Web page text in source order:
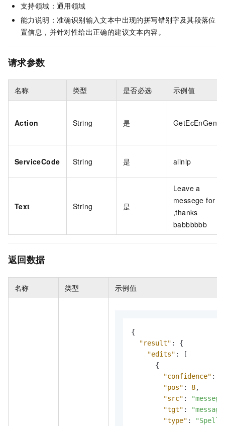
支持领域：通用领域
能力说明：准确识别输入文本中出现的拼写错别字及其段落位
置信息，并针对性给出正确的建议文本内容。
请求参数
名称 类型 是否必选 示例值
Action String 是
ServiceCode String 是 alinlp
Text String 是
Leave a
messege for
,thanks
babbbbbb
返回数据
名称 类型 示例值
{
"result" :
{
"edits" :
[
{
"confidence" :
"pos" : 8,
"src" :
"tgt" :
"type" :